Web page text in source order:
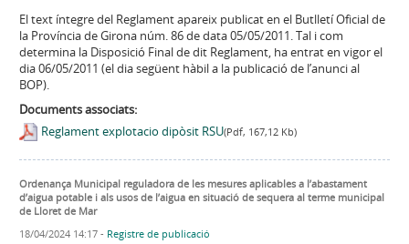
El text íntegre del Reglament apareix publicat en el Butlletí Oficial de
la Província de Girona núm. 86 de data 05/05/2011. Tal i com
determina la Disposició Final de dit Reglament, ha entrat en vigor el
dia 06/05/2011 (el dia següent hàbil a la publicació de l’anunci al
BOP).
Documents associats:
Reglament explotacio dipòsit RSU(Pdf, 167,12 Kb)
Ordenança Municipal reguladora de les mesures aplicables a l’abastament
d’aigua potable i als usos de l’aigua en situació de sequera al terme municipal
de Lloret de Mar
18/04/2024 14:17- Registre de publicació